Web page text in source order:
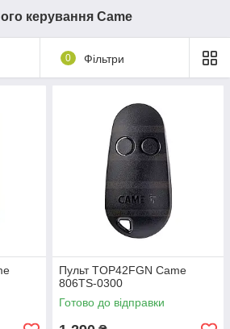
керування Came
0 Фільтри
Пульт TOP42FGN Came
806TS-0300
Готово до відправки